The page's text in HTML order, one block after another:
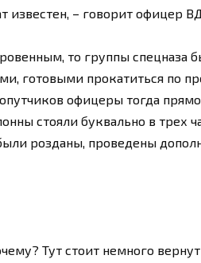
известен, – говорит офицер
то группы спецназа
готовыми прокатиться по
офицеры тогда
стояли буквально в трех
розданы, проведены
Тут стоит немного